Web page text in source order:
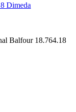
Dimeda
Balfour 18.764.18